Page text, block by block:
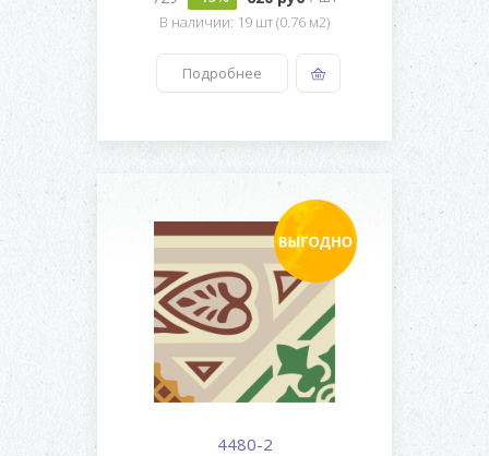
В наличии: 19 шт (0.76 м2)
Подробнее
4480-2